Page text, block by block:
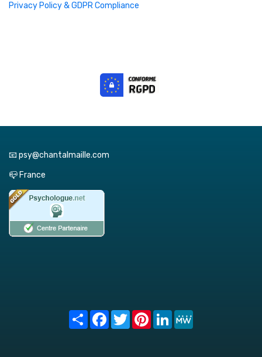
Privacy Policy & GDPR Compliance
📧 psy@chantalmaille.com
📪 France
Share FacebookTwitterPinterest
LinkedIn